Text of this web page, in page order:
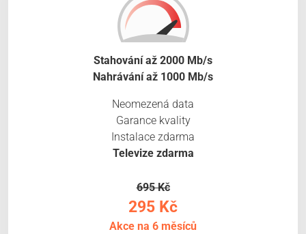
Stahování až 2000 Mb/s
Nahrávání až 1000 Mb/s
Neomezená data
Garance kvality
Instalace zdarma
Televize zdarma
695 Kč
295 Kč
Akce na 6 měsíců